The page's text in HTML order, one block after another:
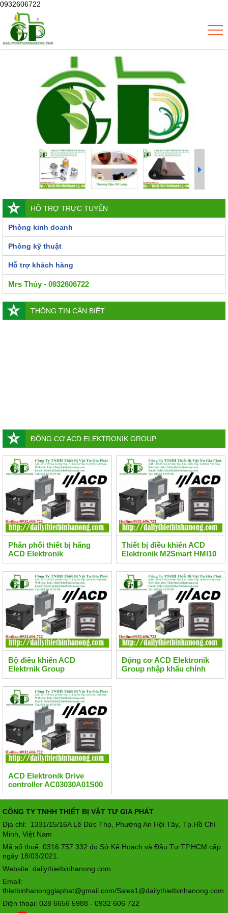
0932606722
HỖ TRỢ TRỰC TUYẾN
Phòng kinh doanh
Phòng kỹ thuật
Hỗ trợ khách hàng
Mrs Thủy - 0932606722
THÔNG TIN CẦN BIẾT
ĐỘNG CƠ ACD ELEKTRONIK GROUP
Phân phối thiết bị hãng
ACD Elektronik
Thiết bị điều khiển ACD
Elektronik M2Smart HMI10
Bộ điều khiển ACD
Elektrnik Group
ACxxA10S05.00
Động cơ ACD Elektronik
Group nhập khẩu chính
hãng
ACD Elektronik Drive
controller AC03030A01S00
CÔNG TY TNHH THIẾT BỊ VẬT TƯ GIA PHÁT
Địa chỉ: 1331/15/16A Lê Đức Thọ, Phường An Hội Tây, Tp.Hồ Chí
Minh, Việt Nam
Mã số thuế: 0316 757 332 do Sở Kế Hoạch và Đầu Tư TP.HCM cấp
ngày 18/03/2021.
Website: dailythietbinhanong.com
Email:
thietbinhanonggiaphat@gmail.com/Sales1@dailythietbinhanong.com
Điện thoại: 028 6656 5988 - 0932 606 722